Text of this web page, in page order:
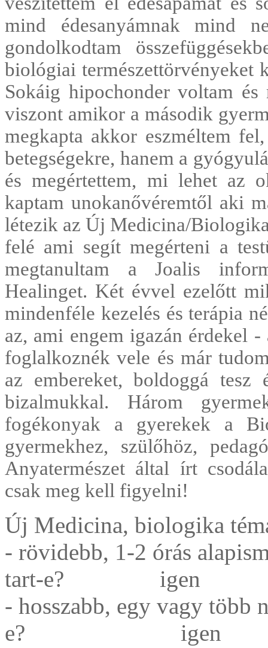
mind édesanyámnak mind
gondolkodtam
biológiai természettörvényeket
Sokáig hipochonder voltam és
viszont amikor a második
megkapta akkor eszméltem
betegségekre, hanem a
és megértettem, mi lehet az
kaptam unokanővéremtől aki
létezik az Új Medicina/
felé ami segít megérteni a
megtanultam a Joalis
Healinget. Két évvel ezelőtt
mindenféle kezelés és terápia
az, ami engem igazán érdekel
foglalkoznék vele és már
az embereket, boldoggá tesz
bizalmukkal. Három
fogékonyak a gyerekek a
gyermekhez, szülőhöz,
Anyatermészet által írt
csak meg kell figyelni!
Új Medicina, biologika
- rövidebb, 1-2 órás
tart-e? igen
- hosszabb, egy vagy több
e? igen